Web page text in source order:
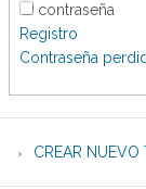
contraseña
Registro
Contraseña
CREAR NUEVO